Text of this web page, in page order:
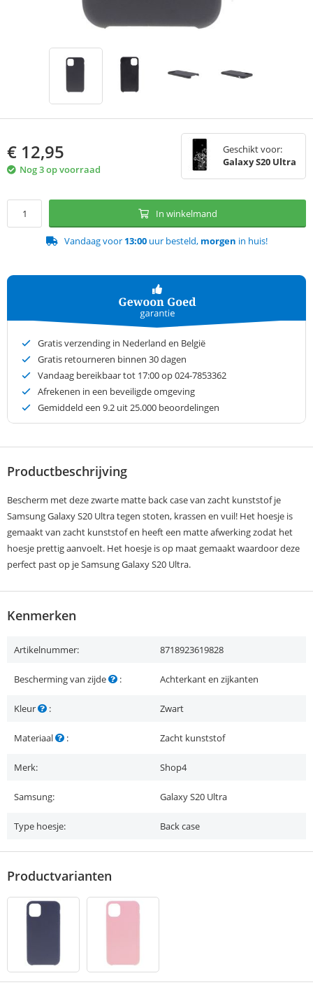
€ 12,95
Nog 3 op voorraad
Geschikt voor:
Galaxy S20 Ultra
In winkelmand
Vandaag voor 13:00uur besteld, morgen in huis!
Gratis verzending in Nederland en België
Gratis retourneren binnen 30 dagen
Vandaag bereikbaar tot 17:00 op 024-7853362
Afrekenen in een beveiligde omgeving
Gemiddeld een 9.2 uit 25.000 beoordelingen
Productbeschrijving
Bescherm met deze zwarte matte back case van zacht kunststof je
Samsung Galaxy S20 Ultra tegen stoten, krassen en vuil! Het hoesje is
gemaakt van zacht kunststof en heeft een matte afwerking zodat het
hoesje prettig aanvoelt. Het hoesje is op maat gemaakt waardoor deze
perfect past op je Samsung Galaxy S20 Ultra.
Kenmerken
Artikelnummer: 8718923619828
Bescherming van zijde : Achterkant en zijkanten
Kleur : Zwart
Materiaal : Zacht kunststof
Merk: Shop4
Samsung: Galaxy S20 Ultra
Type hoesje: Back case
Productvarianten